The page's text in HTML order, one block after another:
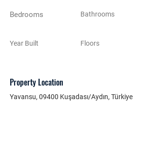
Bedrooms
Year Built
Bathrooms
Floors
Property Location
Yavansu, 09400 Kuşadası/Aydın, Türkiye